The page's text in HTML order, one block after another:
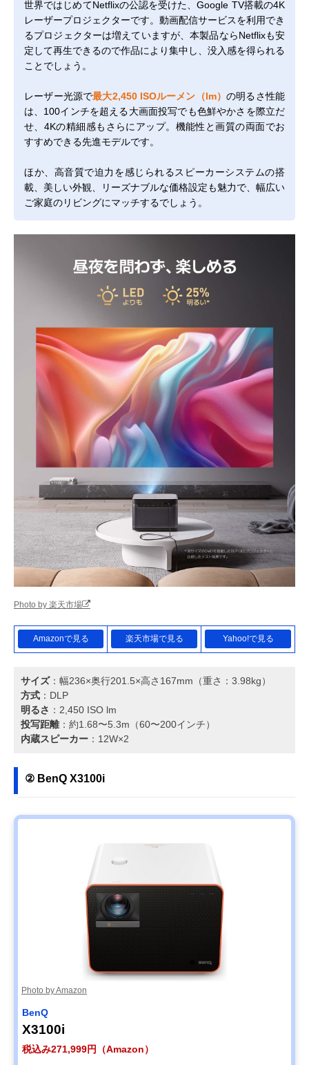
世界ではじめてNetflixの公認を受けた、Google TV搭載の4K
レーザープロジェクターです。動画配信サービスを利用でき
るプロジェクターは増えていますが、本製品ならNetflixも安
定して再生できるので作品により集中し、没入感を得られる
ことでしょう。
レーザー光源で最大2,450 ISOルーメン（lm）の明るさ性能
は、100インチを超える大画面投写でも色鮮やかさを際立だ
せ、4Kの精細感もさらにアップ。機能性と画質の両面でお
すすめできる先進モデルです。
ほか、高音質で迫力を感じられるスピーカーシステムの搭
載、美しい外観、リーズナブルな価格設定も魅力で、幅広い
ご家庭のリビングにマッチするでしょう。
Photo by 楽天市場
Amazonで見る 楽天市場で見る Yahoo!で見る
サイズ：幅236×奥行201.5×高さ167mm（重さ：3.98kg）
方式 ：DLP
明るさ ：2,450 ISO lm
投写距離：約1.68〜5.3m（60〜200インチ）
内蔵スピーカー ：12W×2
② BenQ X3100i
Photo by Amazon
BenQ
X3100i
税込み271,999円（Amazon）